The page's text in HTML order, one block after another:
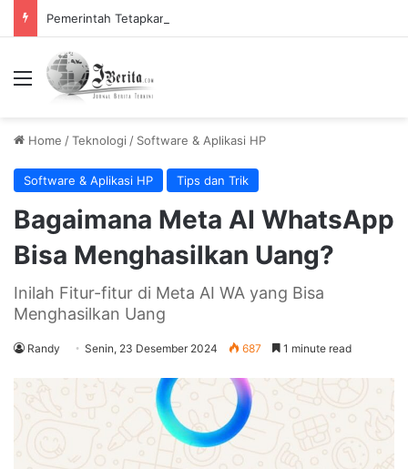
Menu
Home /Teknologi / Software & Aplikasi HP
Software & Aplikasi HP Tips dan Trik
Bagaimana Meta AI WhatsApp
Bisa Menghasilkan Uang?
Inilah Fitur-fitur di Meta AI WA yang Bisa
Menghasilkan Uang
Randy Senin, 23 Desember 2024 687 1 minute read